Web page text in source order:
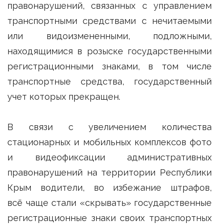
правонарушений, связанных с управлением
транспортными средствами с нечитаемыми
или видоизмененными, подложными,
находящимися в розыске государственными
регистрационными знаками, в том числе
транспортные средства, государственный
учет которых прекращен.
В связи с увеличением количества
стационарных и мобильных комплексов фото
и видеофиксации административных
правонарушений на территории Республики
Крым водители, во избежание штрафов,
всё чаще стали «скрывать» государственные
регистрационные знаки своих транспортных